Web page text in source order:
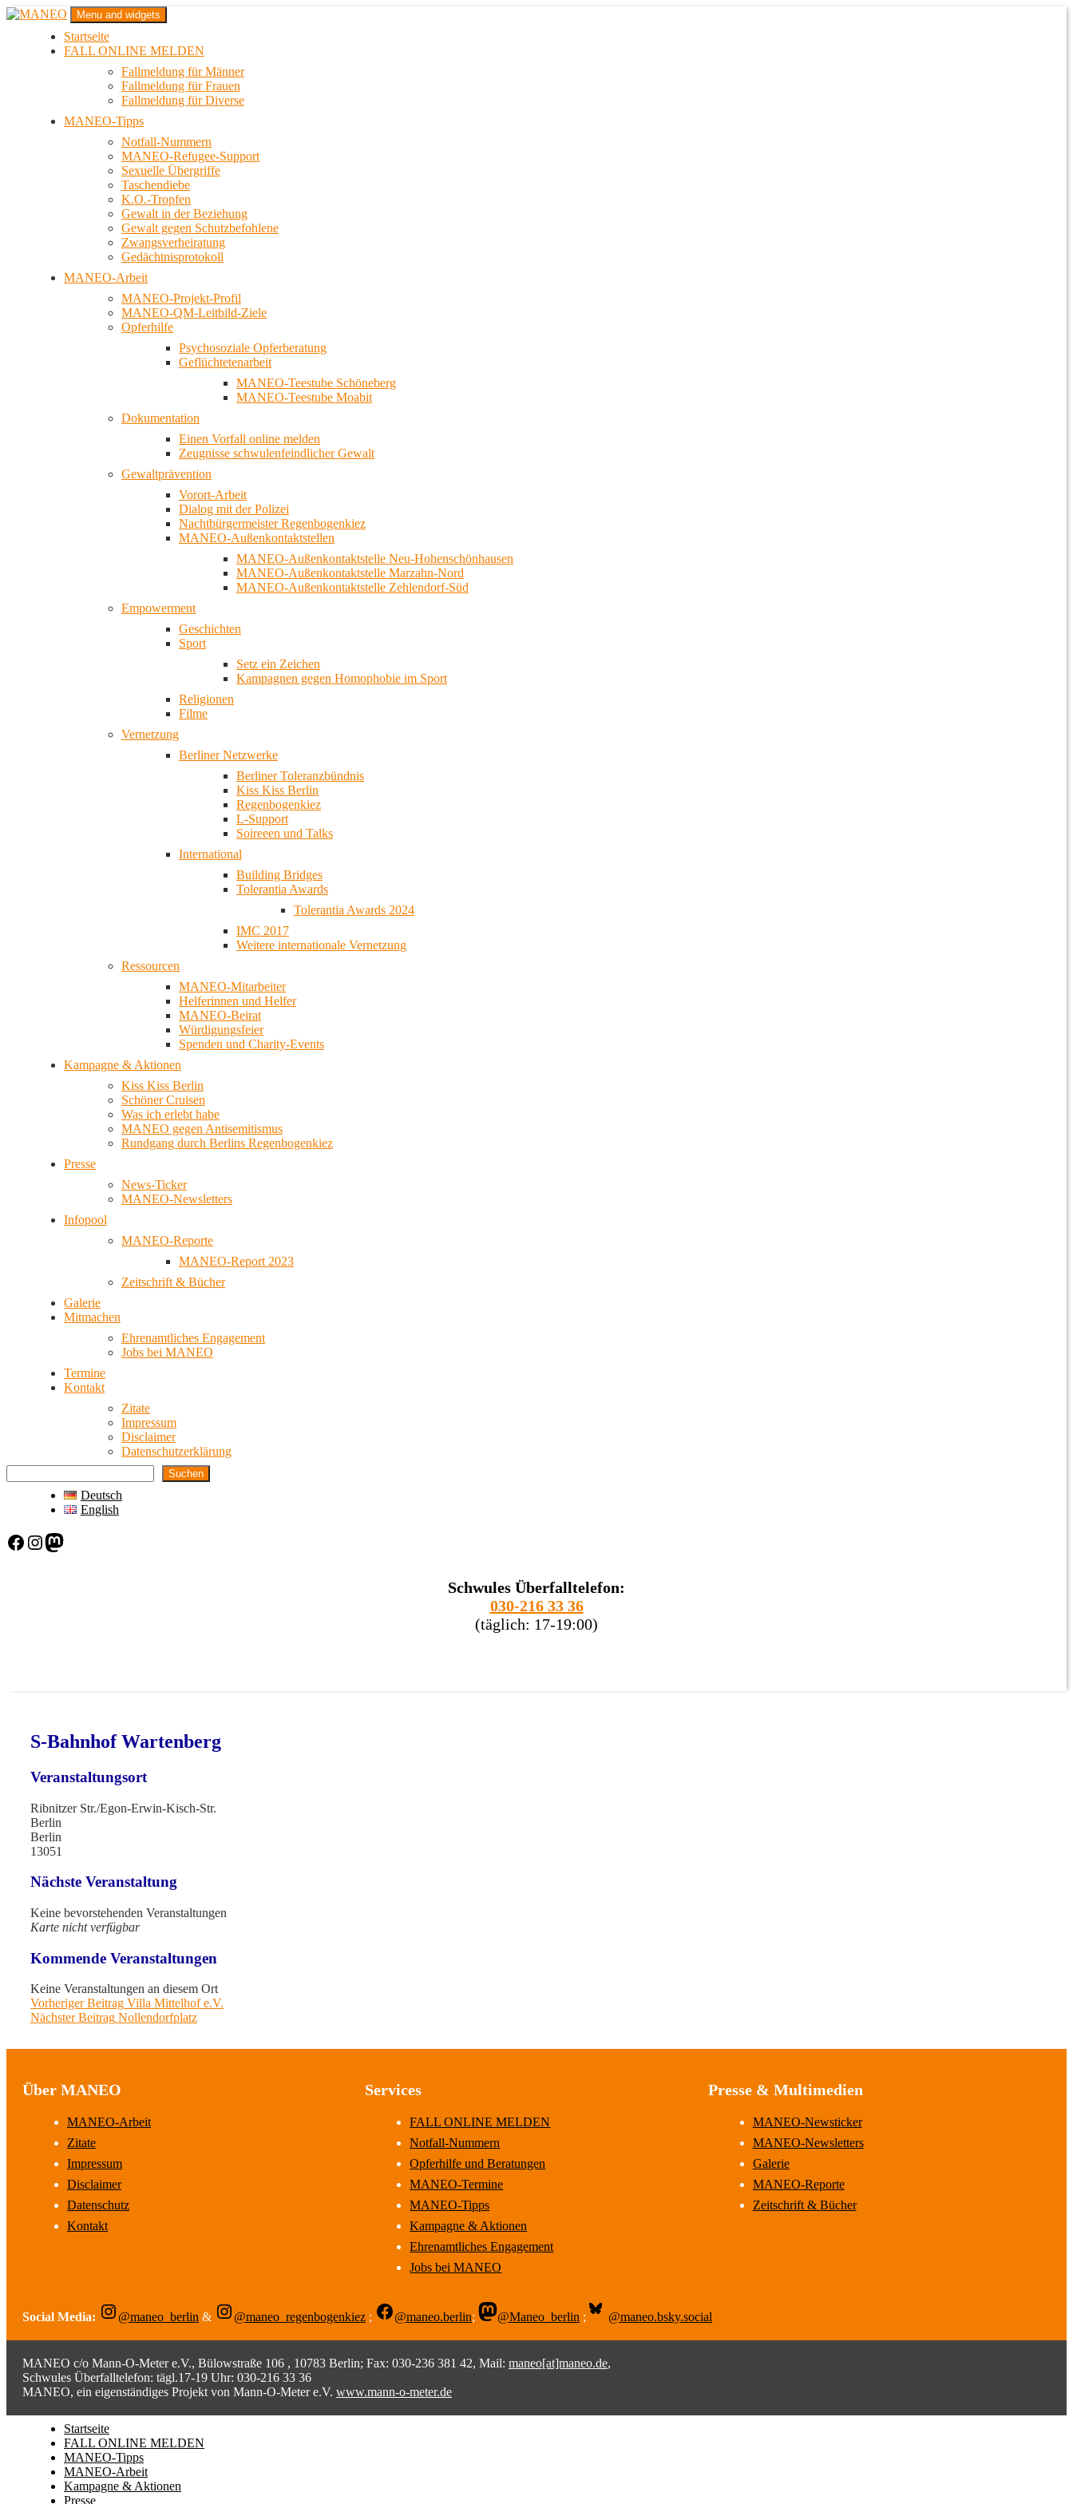
Zum
MANEO
Das schwule Anti-Gewalt-Projekt in Berlin
Menu and widgets
Startseite
FALL ONLINE MELDEN
Fallmeldung für Männer
Fallmeldung für Frauen
Fallmeldung für Diverse
MANEO-Tipps
Notfall-Nummern
MANEO-Refugee-Support
Sexuelle Übergriffe
Taschendiebe
K.O.-Tropfen
Gewalt in der Beziehung
Gewalt gegen Schutzbefohlene
Zwangsverheiratung
Gedächtnisprotokoll
MANEO-Arbeit
MANEO-Projekt-Profil
MANEO-QM-Leitbild-Ziele
Opferhilfe
Psychosoziale Opferberatung
Geflüchtetenarbeit
MANEO-Teestube Schöneberg
MANEO-Teestube Moabit
Dokumentation
Einen Vorfall online melden
Zeugnisse schwulenfeindlicher Gewalt
Gewaltprävention
Vorort-Arbeit
Dialog mit der Polizei
Nachtbürgermeister Regenbogenkiez
MANEO-Außenkontaktstellen
MANEO-Außenkontaktstelle Neu-Hohenschönhausen
MANEO-Außenkontaktstelle Marzahn-Nord
MANEO-Außenkontaktstelle Zehlendorf-Süd
Empowerment
Geschichten
Sport
Setz ein Zeichen
Kampagnen gegen Homophobie im Sport
Religionen
Filme
Vernetzung
Berliner Netzwerke
Berliner Toleranzbündnis
Kiss Kiss Berlin
Regenbogenkiez
L-Support
Soireeen und Talks
International
Building Bridges
Tolerantia Awards
Tolerantia Awards 2024
IMC 2017
Weitere internationale Vernetzung
Ressourcen
MANEO-Mitarbeiter
Helferinnen und Helfer
MANEO-Beirat
Würdigungsfeier
Spenden und Charity-Events
Kampagne & Aktionen
Kiss Kiss Berlin
Schöner Cruisen
Was ich erlebt habe
MANEO gegen Antisemitismus
Rundgang durch Berlins Regenbogenkiez
Presse
News-Ticker
MANEO-Newsletters
Infopool
MANEO-Reporte
MANEO-Report 2023
Zeitschrift & Bücher
Galerie
Mitmachen
Ehrenamtliches Engagement
Jobs bei MANEO
Termine
Kontakt
Zitate
Impressum
Disclaimer
Datenschutzerklärung
Suchen
Deutsch
English
Facebook Instagram Mastodon
Schwules Überfalltelefon:
030-216 33 36
(täglich: 17-19:00)
S-Bahnhof Wartenberg
Veranstaltungsort
Ribnitzer Str./Egon-Erwin-Kisch-Str.
Berlin
Berlin
13051
Nächste Veranstaltung
Keine bevorstehenden Veranstaltungen
Karte nicht verfügbar
Kommende Veranstaltungen
Keine Veranstaltungen an diesem Ort
Beitragsnavigation
Vorheriger Beitrag Previous
post:
Villa Mittelhof e.V.
Nächster Beitrag Next
Nollendorfplatz
Über MANEO
MANEO-Arbeit
Zitate
Impressum
Disclaimer
Datenschutz
Kontakt
Services
FALL ONLINE MELDEN
Notfall-Nummern
Opferhilfe und Beratungen
MANEO-Termine
MANEO-Tipps
Kampagne & Aktionen
Ehrenamtliches Engagement
Jobs bei MANEO
Presse & Multimedien
MANEO-Newsticker
MANEO-Newsletters
Galerie
MANEO-Reporte
Zeitschrift & Bücher
Social Media: @maneo_berlin & @maneo_regenbogenkiez ; @maneo.berlin; @Maneo_berlin ; @maneo.bsky.social
MANEO c/o Mann-O-Meter e.V., Bülowstraße 106 , 10783 Berlin; Fax: 030-236 381 42, Mail: maneo[at]maneo.de,
Schwules Überfalltelefon: tägl.17-19 Uhr: 030-216 33 36
MANEO, ein eigenständiges Projekt von Mann-O-Meter e.V. www.mann-o-meter.de
Startseite
FALL ONLINE MELDEN
MANEO-Tipps
MANEO-Arbeit
Kampagne & Aktionen
Presse